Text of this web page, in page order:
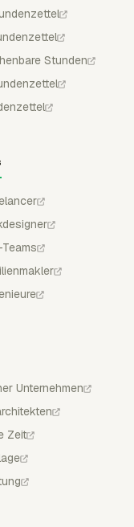
Stunden
Unternehmen
Zeit